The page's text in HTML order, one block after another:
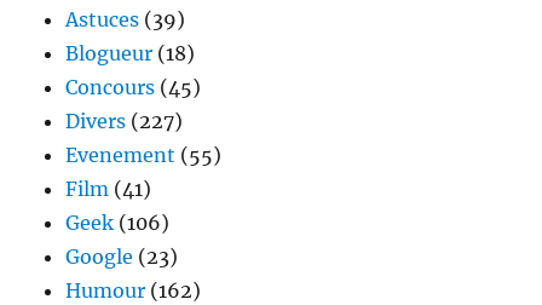
Astuces (39)
Blogueur (18)
Concours (45)
Divers (227)
Evenement (55)
Film (41)
Geek (106)
Google (23)
Humour (162)